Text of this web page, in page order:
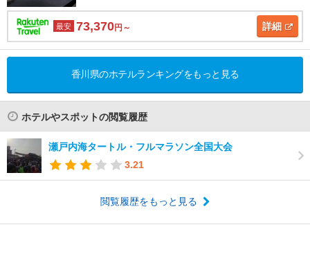
最安 73,370円～ 詳細
香川県のホテルランキングをもっと見る
ホテルやスポットの閲覧履歴
瀬戸内海タートル・フルマラソン全国大会
3.21
閲覧履歴をもっと見る